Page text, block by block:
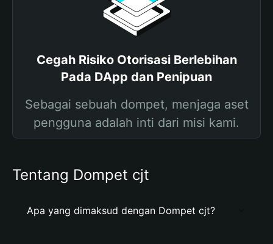
Cegah Risiko Otorisasi Berlebihan
Pada DApp dan Penipuan
Sebagai sebuah dompet, menjaga aset
pengguna adalah inti dari misi kami.
Tentang Dompet cjt
Apa yang dimaksud dengan Dompet cjt?